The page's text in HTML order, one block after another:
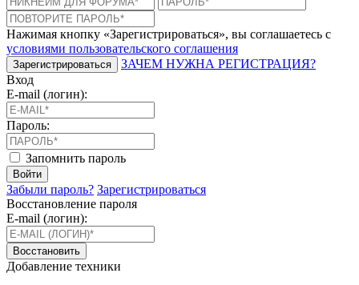
Нажимая кнопку «Зарегистрироваться», вы соглашаетесь с
условиями пользовательского соглашения
Зарегистрироваться
ЗАЧЕМ НУЖНА РЕГИСТРАЦИЯ?
Вход
E-mail (логин):
Пароль:
Запомнить пароль
Войти
Забыли пароль? Зарегистрироваться
Восстановление пароля
E-mail (логин):
Восстановить
Добавление техники